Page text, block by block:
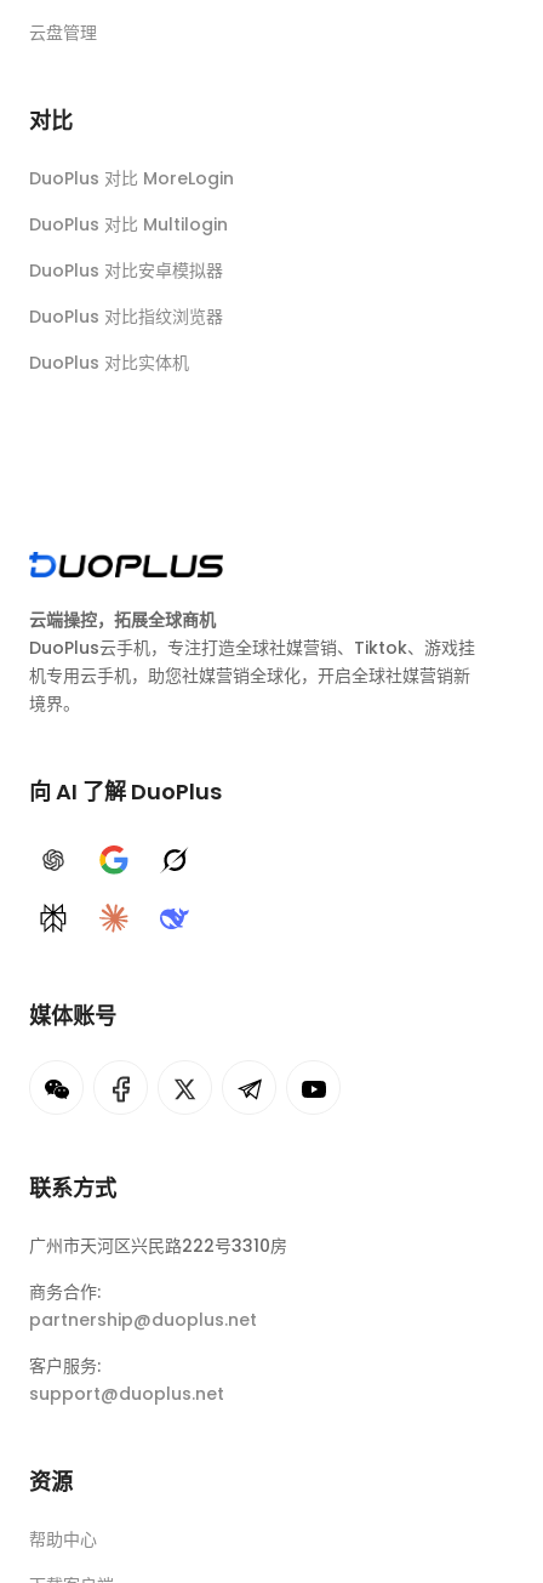
云盘管理
对比
DuoPlus 对比 MoreLogin
DuoPlus 对比 Multilogin
DuoPlus 对比安卓模拟器
DuoPlus 对比指纹浏览器
DuoPlus 对比实体机
云端操控，拓展全球商机
DuoPlus云手机，专注打造全球社媒营销、Tiktok、游戏挂
机专用云手机，助您社媒营销全球化，开启全球社媒营销新
境界。
向 AI 了解 DuoPlus
ChatGPTGoogle AIGrok
PerplexityClaudeDeepSeek
媒体账号
联系方式
广州市天河区兴民路222号3310房
商务合作:
partnership@duoplus.net
客户服务:
support@duoplus.net
资源
帮助中心